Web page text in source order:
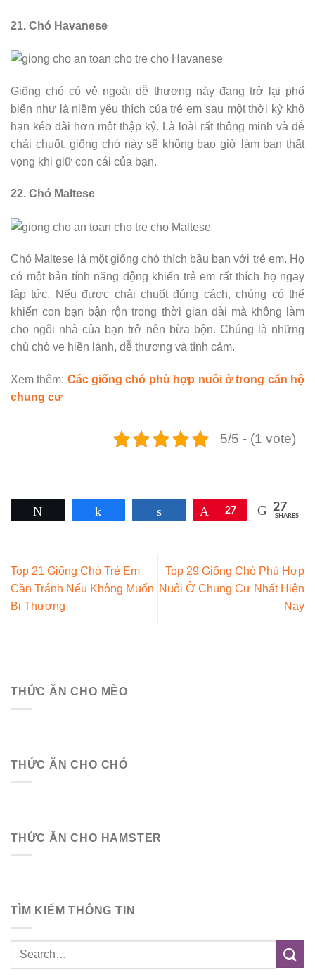
21. Chó Havanese
Giống chó có vẻ ngoài dễ thương này đang trở lại phổ
biến như là niềm yêu thích của trẻ em sau một thời kỳ khô
hạn kéo dài hơn một thập kỷ. Là loài rất thông minh và dễ
chải chuốt, giống chó này sẽ không bao giờ làm bạn thất
vọng khi giữ con cái của bạn.
22. Chó Maltese
Chó Maltese là một giống chó thích bầu bạn với trẻ em. Họ
có một bản tính năng động khiến trẻ em rất thích họ ngay
lập tức. Nếu được chải chuốt đúng cách, chúng có thể
khiến con bạn bận rộn trong thời gian dài mà không làm
cho ngôi nhà của bạn trở nên bừa bộn. Chúng là những
chú chó ve hiền lành, dễ thương và tình cảm.
Xem thêm: Các giống chó phù hợp nuôi ở trong căn hộ
chung cư
5/5 - (1 vote)
Pin
27 27
SHARES
Top 21 Giống Chó Trẻ Em
Cần Tránh Nếu Không Muốn
Bị Thương
Top 29 Giống Chó Phù Hợp
Nuôi Ở Chung Cư Nhất Hiện
Nay
THỨC ĂN CHO MÈO
THỨC ĂN CHO CHÓ
THỨC ĂN CHO HAMSTER
TÌM KIẾM THÔNG TIN